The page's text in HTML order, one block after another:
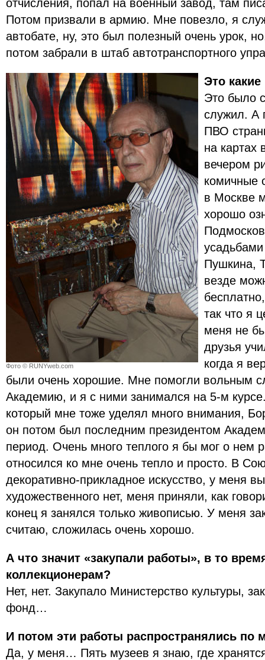
отчисления, попал на военный завод, там
Потом призвали в армию. Мне повезло, я
автобате, ну, это был полезный очень урок,
потом забрали в штаб автотранспортного
Фото © RUNYweb.com
Это
Это было
служил. А
ПВО
на картах
вечером
комичные
в Москве
хорошо
Пушкина,
везде
так что я
меня не
друзья
когда я
были очень хорошие. Мне помогли вольным
Академию, и я с ними занимался на 5-м
который мне тоже уделял много внимания,
он потом был последним президентом
период. Очень много теплого я бы мог о нем
относился ко мне очень тепло и просто. В
декоративно-прикладное искусство, у меня
художественного нет, меня приняли, как
конец я занялся только живописью. У меня
считаю, сложилась очень хорошо.
А что значит «закупали работы», в то
коллекционерам?
Нет, нет. Закупало Министерство культуры,
фонд…
И потом эти работы распространялись по
Да, у меня… Пять музеев я знаю, где